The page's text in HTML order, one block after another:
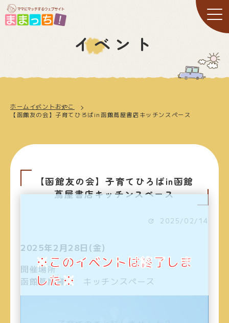
イベント
ホーム イベントおやこ
【函館友の会】子育てひろばin函館蔦屋書店キッチンスペース
【函館友の会】子育てひろばin函館
蔦屋書店キッチンスペース
2025/02/14
2025年2月28日(金)
開催場所
函館蔦屋書店 キッチンスペース
※このイベントは終了しま
した※